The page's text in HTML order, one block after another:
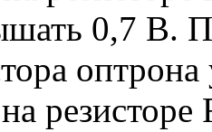
0,7 В.